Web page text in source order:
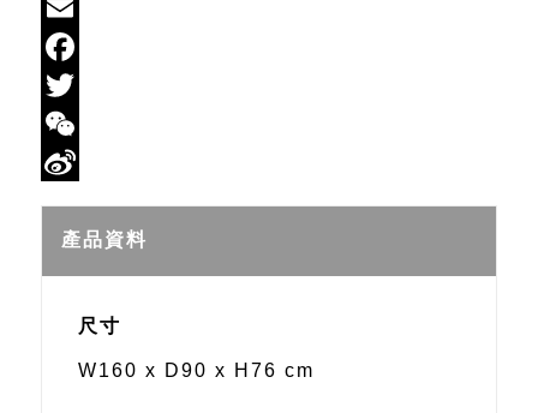
Email
Facebook
Twitter
WeChat
Weibo
產品資料
尺寸
W160 x D90 x H76 cm